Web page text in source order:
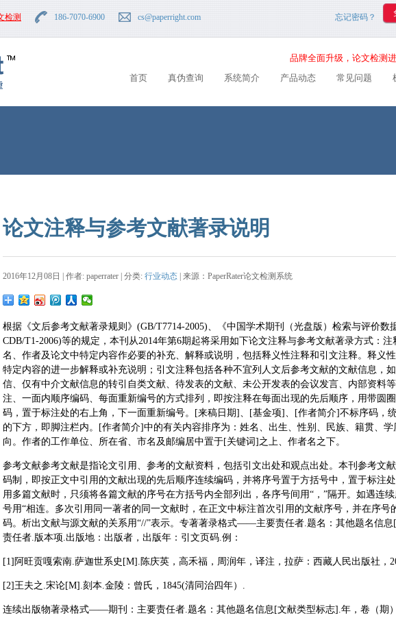
检测 186-7070-6900 cs@paperright.com 忘记密码？
品牌全面升级，论文检测进
首页
真伪查询 系统简介 产品动态 常见问题
论文注释与参考文献著录说明
2016年12月08日 | 作者: paperrater | 分类: 行业动态 | 来源：PaperRater论文检测系统
根据《文后参考文献著录规则》(GB/T7714-2005)、《中国学术期刊（光盘版）检索与评价数
CDB/T1-2006)等的规定，本刊从2014年第6期起将采用如下论文注释与参考文献著录方式：
名、作者及论文中特定内容作必要的补充、解释或说明，包括释义性注释和引文注释。释义
特定内容的进一步解释或补充说明；引文注释包括各种不宜列人文后参考文献的文献信息，
信、仅有中介文献信息的转引自类文献、待发表的文献、未公开发表的会议发言、内部资料
注、一面内顺序编码、每面重新编号的方式排列，即按注释在每面出现的先后顺序，用带圆
码，置于标注处的右上角，下一面重新编号。[来稿日期]、[基金项]、[作者简介]不标序码，
的下方，即脚注栏内。[作者简介]中的有关内容排序为：姓名、出生、性别、民族、籍贯、
向。作者的工作单位、所在省、市名及邮编居中置于[关键词]之上、作者名之下。
参考文献参考文献是指论文引用、参考的文献资料，包括引文出处和观点出处。本刊参考文
码制，即按正文中引用的文献出现的先后顺序连续编码，并将序号置于方括号中，置于标注处
用多篇文献时，只须将各篇文献的序号在方括号内全部列出，各序号间用“，”隔开。如遇连
号用“相连。多次引用同一著者的同一文献时，在正文中标注首次引用的文献序号，并在序号
码。析出文献与源文献的关系用“//”表示。专著著录格式——主要责任者.题名：其他题名信
责任者.版本项.出版地：出版者，出版年：引文页码.例：
[1]阿旺贡嘎索南.萨迦世系史[M].陈庆英，高禾福，周润年，译注，拉萨：西藏人民出版社，
[2]王夫之.宋论[M].刻本.金陵：曾氏，1845(清同治四年）.
连续出版物著录格式——期刊：主要责任者.题名：其他题名信息[文献类型标志].年，卷（期